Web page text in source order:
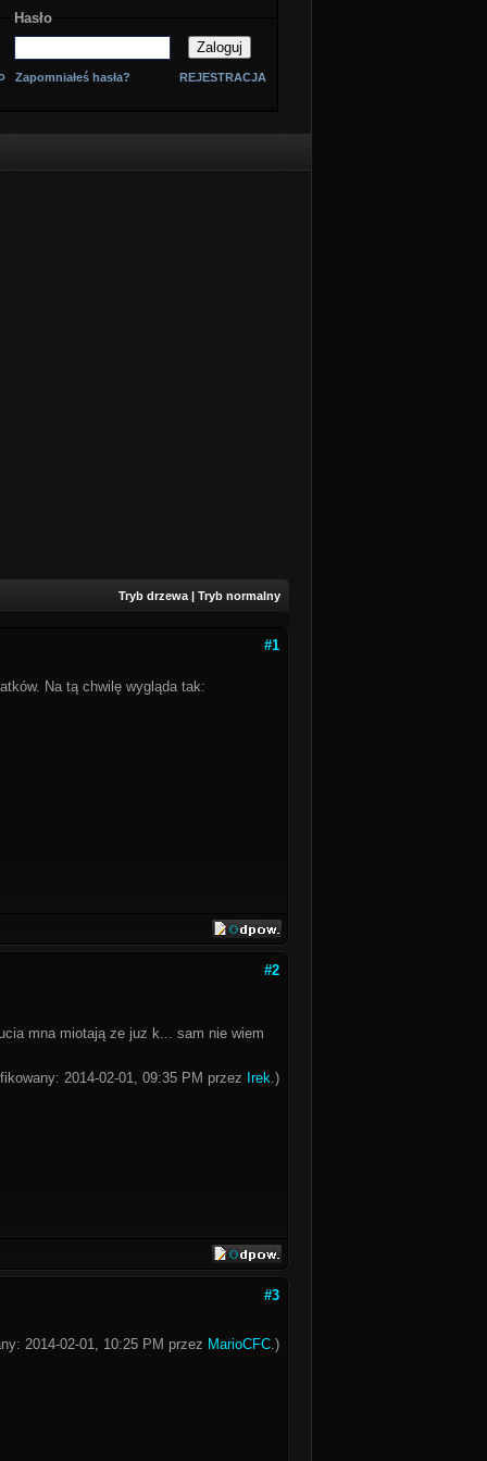
Hasło
Zapomniałeś hasła? REJESTRACJA
Tryb drzewa | Tryb normalny
#1
Na tą chwilę wygląda tak:
#2
mna miotają ze juz k... sam nie wiem
2014-02-01, 09:35 PM przez Irek.)
#3
2014-02-01, 10:25 PM przez MarioCFC.)